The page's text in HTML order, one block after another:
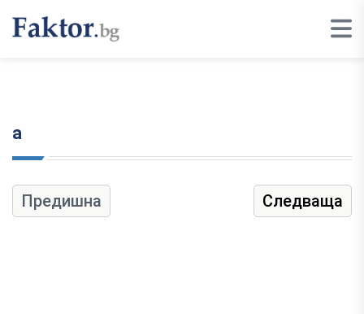
а
Предишна Следваща